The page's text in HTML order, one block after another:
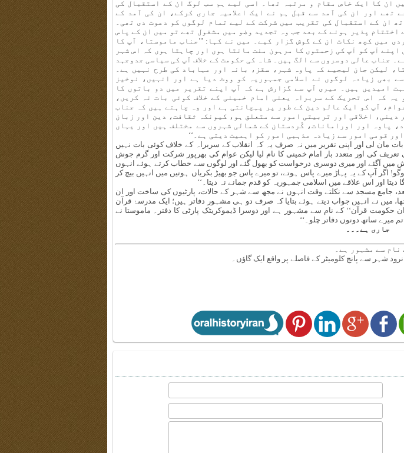
ان کا ایک خاص مقام و مرتبہ تھا۔ اسی لیے ہم سب لوگ ان کے استقبال کی
تھے اور ان کی آمد سے قبل ہم نے ایک اعلامیہ جاری کرکے، ان کی آمد کے
ان کے استقبال کی تقریب میں شرکت کے لیے تمام لوگوں کو دعوت دی تھی۔
اختتام پذیر ہونے کے بعد جب وہ تجدید وضو میں مشغول تھے تو میں ان کے پاس
میں کچھ نکات ان کے گوش گزار کیے۔ میں نے کہا: ’’جناب ماموستا، آپ کا
اپنے آپ کو آپ کی زحمتوں کا مرہون منت مانتا ہوں اور چاہتا ہوں کہ اس شہر
جناب عالی دوسروں سے الگ ہیں۔ شاہ کی حکومت کے خلاف آپ کی سیاسی جدوجہد
لیکن جان لیجیے کہ پاوہ شہر، سقز، بانہ اور مہاباد کی طرح نہیں ہے۔
بھی زیادہ لوگوں نے اسلامی جمہوریہ کو ووٹ دیا ہے اور انہیں، نوخیز
امیدیں ہیں۔ میری آپ سے گزارش ہے کہ آپ اپنے تقریر میں دو باتوں کا
یہ کہ اس تحریک کے سربراہ یعنی امام خمینی کے خلاف کوئی بات نہ کریں،
آپ کو ایک عالم دین کے طور پر پہچانتی ہے اور وہ چاہتے ہیں کہ جناب
دینی، اخلاقی اور تربیتی امور سے متعلق ہو، کیونکہ ثقافت، دین اور زبان
پاوہ اور اورامانات، کُردستان کے شمالی شہروں سے مختلف ہیں اور یہاں
قومی امور سے زیادہ مذہبی امور کو اہمیت دیتی ہے۔‘‘
مان لی اور اپنی تقریر میں نہ صرف یہ کہ انقلاب کے سربراہ کے خلاف کوئی بات نہیں
کی اور متعدد بار امام خمینی کا نام لیا لیکن عوام کی بھرپور شرکت اور گرم جوش
میں آگئے اور میری دوسری درخواست کو بھول گئے اور لوگوں سے خطاب کرتے ہوئے انہوں
اگر آپ کے یہ پہاڑ میرے پاس ہوتے، تو میرے پاس جو بھیڑ بکریاں ہوتیں میں انہیں بیچ کر
اور اس علاقے میں اسلامی جمہوریہ کو قدم جمانے نہ دیتا۔‘‘
جامع مسجد سے نکلتے وقت انہوں نے مجھ سے شہر کے حالات، پارٹیوں کی ساخت اور ان
میں نے انہیں جواب دیتے ہوئے بتایا کہ صرف دو ہی مشہور دفاتر ہیں؛ ایک مدرسۂ قرآن
حکومت قرآن‘‘ کے نام سے مشہور ہے اور دوسرا ڈیموکریٹک پارٹی کا دفتر۔ ماموستا نے
میرے ساتھ دونوں دفاتر چلو۔‘‘
جاری ہے۔۔۔
نام سے مشہور ہے۔
شہر سے پانچ کلومیٹر کے فاصلے پر واقع ایک گاؤں۔